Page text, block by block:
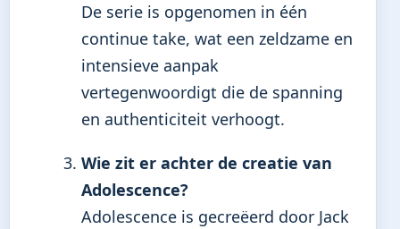
De serie is opgenomen in één
continue take, wat een zeldzame en
intensieve aanpak
vertegenwoordigt die de spanning
en authenticiteit verhoogt.
Wie zit er achter de creatie van
Adolescence?
Adolescence is gecreëerd door Jack